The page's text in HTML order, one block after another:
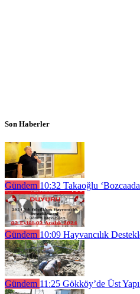
Son Haberler
Gündem 10:32 Takaoğlu
Gündem 10:09 Hayvancılık
Gündem 11:25 Gökköy’de Üst